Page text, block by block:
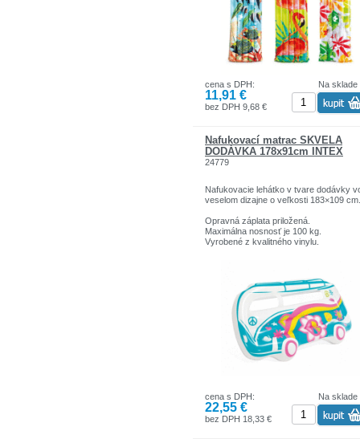
Na sklade
cena s DPH:
11,91 €
bez DPH 9,68 €
Nafukovací matrac SKVELÁ
DODÁVKA 178x91cm INTEX
24779
Nafukovacie lehátko v tvare dodávky
veselom dizajne o veľkosti 183×109 cm.
Opravná záplata priložená.
Maximálna nosnosť je 100 kg.
Vyrobené z kvalitného vinylu.
Na sklade
cena s DPH:
22,55 €
bez DPH 18,33 €